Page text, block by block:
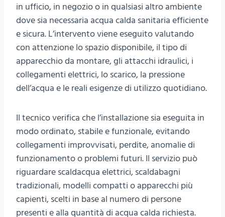
in ufficio, in negozio o in qualsiasi altro ambiente
dove sia necessaria acqua calda sanitaria efficiente
e sicura. L’intervento viene eseguito valutando
con attenzione lo spazio disponibile, il tipo di
apparecchio da montare, gli attacchi idraulici, i
collegamenti elettrici, lo scarico, la pressione
dell’acqua e le reali esigenze di utilizzo quotidiano.
Il tecnico verifica che l’installazione sia eseguita in
modo ordinato, stabile e funzionale, evitando
collegamenti improvvisati, perdite, anomalie di
funzionamento o problemi futuri. Il servizio può
riguardare scaldacqua elettrici, scaldabagni
tradizionali, modelli compatti o apparecchi più
capienti, scelti in base al numero di persone
presenti e alla quantità di acqua calda richiesta.